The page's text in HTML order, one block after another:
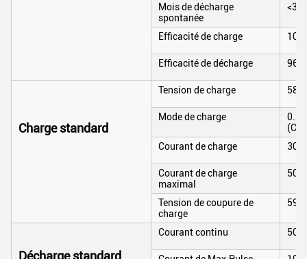
Mois de décharge
spontanée
<3>
Efficacité de charge
Efficacité de décharge
Charge standard
Tension de charge
Mode de charge
Courant de charge
30A
Courant de charge
maximal
50A
Tension de coupure de
charge
Décharge standard
Courant continu 50A